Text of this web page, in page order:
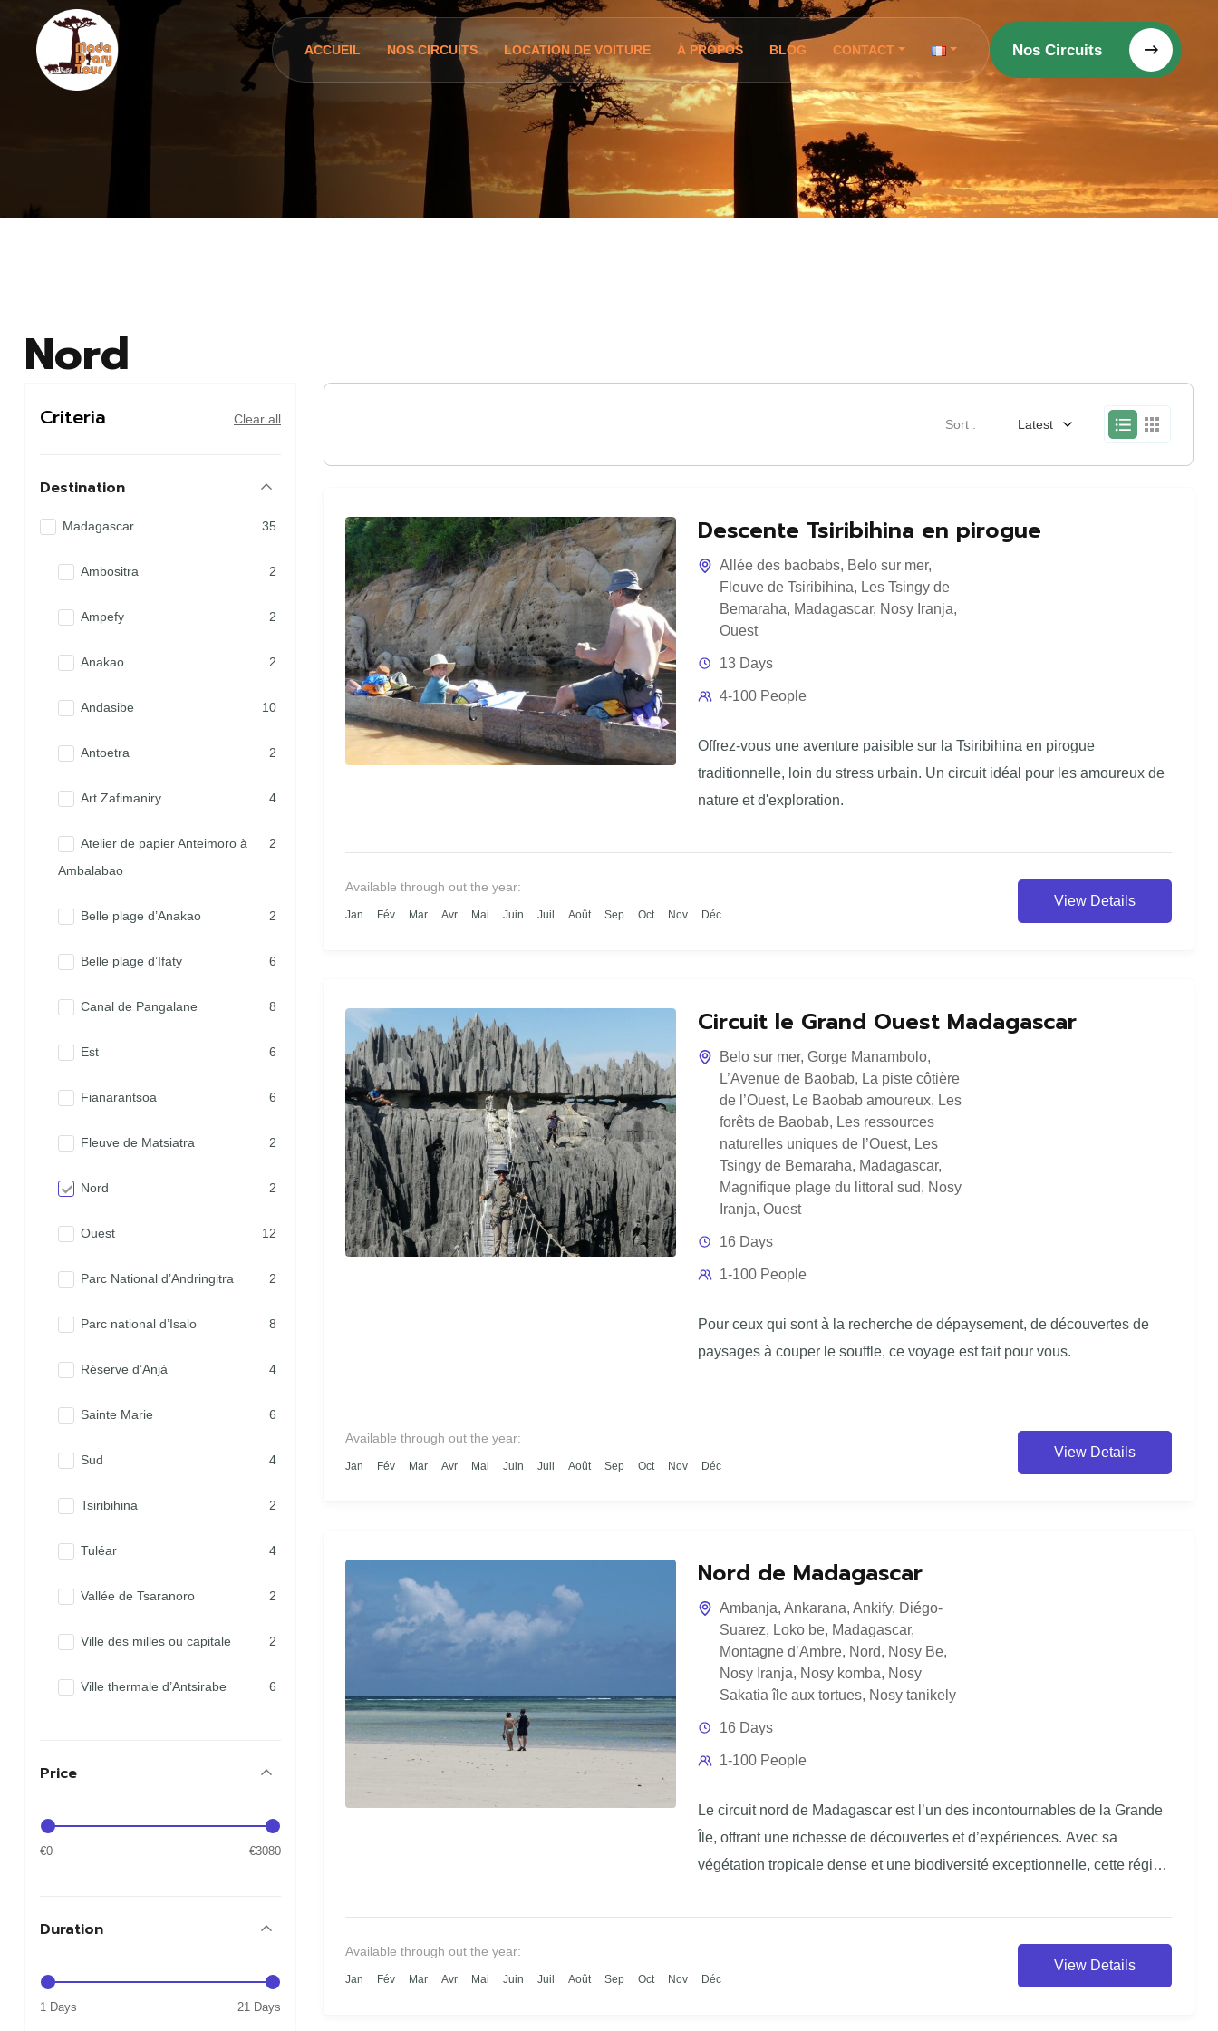
ACCUEIL NOS CIRCUITS LOCATION DE VOITURE À PROPOS BLOG CONTACT Nos Circuits
Nord
Criteria Clear all
Destination
Madagascar 35
Ambositra 2
Ampefy 2
Anakao 2
Andasibe 10
Antoetra 2
Art Zafimaniry 4
Atelier de papier Anteimoro à
Ambalabao
2
Belle plage d’Anakao 2
Belle plage d’Ifaty 6
Canal de Pangalane 8
Est 6
Fianarantsoa 6
Fleuve de Matsiatra 2
Nord 2
Ouest 12
Parc National d’Andringitra 2
Parc national d’Isalo 8
Réserve d’Anjà 4
Sainte Marie 6
Sud 4
Tsiribihina 2
Tuléar 4
Vallée de Tsaranoro 2
Ville des milles ou capitale 2
Ville thermale d’Antsirabe 6
Price
€0 €3080
Duration
1 Days 21 Days
Sort : Latest
Descente Tsiribihina en pirogue
Allée des baobabs, Belo sur mer,
Fleuve de Tsiribihina, Les Tsingy de
Bemaraha, Madagascar, Nosy Iranja,
Ouest
13 Days
4-100 People
Offrez-vous une aventure paisible sur la Tsiribihina en pirogue
traditionnelle, loin du stress urbain. Un circuit idéal pour les amoureux de
nature et d'exploration.
Available through out the year:
Jan Fév Mar Avr Mai Juin Juil Août Sep Oct Nov Déc
View Details
Circuit le Grand Ouest Madagascar
Belo sur mer, Gorge Manambolo,
L’Avenue de Baobab, La piste côtière
de l’Ouest, Le Baobab amoureux, Les
forêts de Baobab, Les ressources
naturelles uniques de l’Ouest, Les
Tsingy de Bemaraha, Madagascar,
Magnifique plage du littoral sud, Nosy
Iranja, Ouest
16 Days
1-100 People
Pour ceux qui sont à la recherche de dépaysement, de découvertes de
paysages à couper le souffle, ce voyage est fait pour vous.
Available through out the year:
Jan Fév Mar Avr Mai Juin Juil Août Sep Oct Nov Déc
View Details
Nord de Madagascar
Ambanja, Ankarana, Ankify, Diégo-
Suarez, Loko be, Madagascar,
Montagne d’Ambre, Nord, Nosy Be,
Nosy Iranja, Nosy komba, Nosy
Sakatia île aux tortues, Nosy tanikely
16 Days
1-100 People
Le circuit nord de Madagascar est l’un des incontournables de la Grande
Île, offrant une richesse de découvertes et d’expériences. Avec sa
végétation tropicale dense et une biodiversité exceptionnelle, cette région
Available through out the year:
Jan Fév Mar Avr Mai Juin Juil Août Sep Oct Nov Déc
View Details